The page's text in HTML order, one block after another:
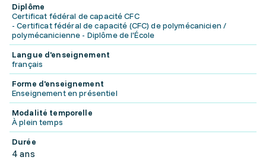
Diplôme
Certificat fédéral de capacité CFC
- Certificat fédéral de capacité (CFC) de polymécanicien /
polymécanicienne - Diplôme de l'École
Langue d'enseignement
français
Forme d'enseignement
Enseignement en présentiel
Modalité temporelle
À plein temps
Durée
4 ans